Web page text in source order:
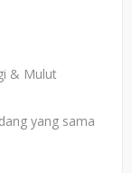
& Mulut
yang sama